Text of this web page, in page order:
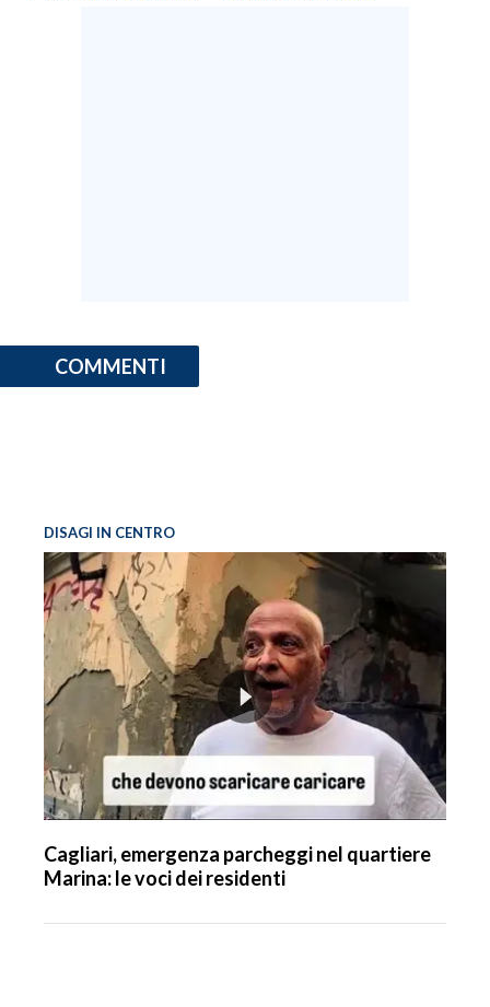
COMMENTI
DISAGI IN CENTRO
Cagliari, emergenza parcheggi nel quartiere
Marina: le voci dei residenti